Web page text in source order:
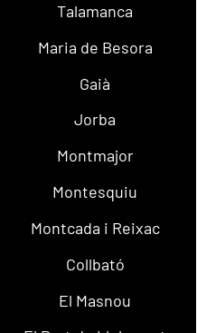
Talamanca
Maria de Besora
Gaià
Jorba
Montmajor
Montesquiu
Montcada i Reixac
Collbató
El Masnou